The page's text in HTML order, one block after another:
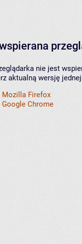
nie jest
aktualną wersję
Mozilla Firefox
Google Chrome